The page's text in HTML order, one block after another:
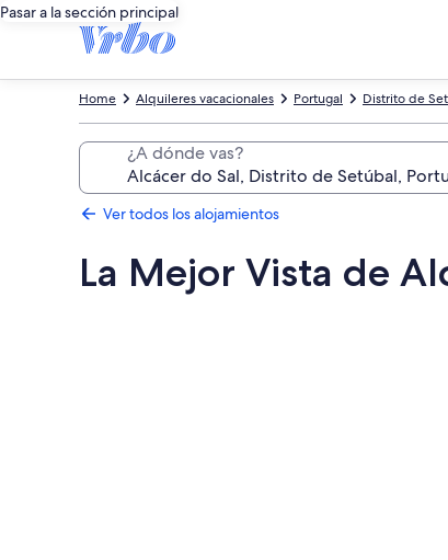
Pasar a la sección principal
Distrito de
Portugal
Alquileres vacacionales
Home
¿A dónde vas?
Ver todos los alojamientos
La Mejor Vista de